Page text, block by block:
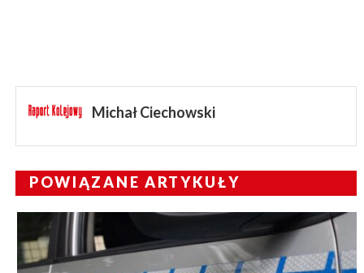
Michał Ciechowski
POWIĄZANE ARTYKUŁY